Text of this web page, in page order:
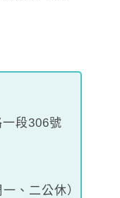
段306號
、二公休）